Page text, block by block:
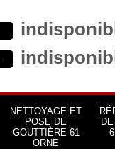
NETTOYAGE ET
POSE DE
GOUTTIÈRE 61
ORNE